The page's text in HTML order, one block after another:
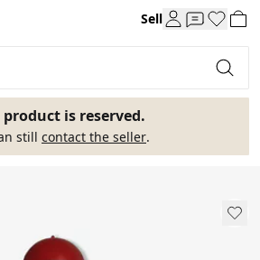
Sell
product is reserved.
still contact the seller.